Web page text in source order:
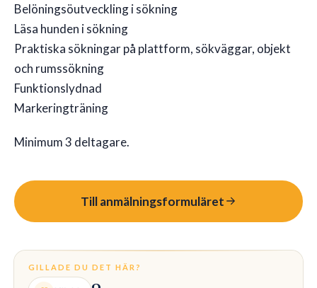
Belöningsöutveckling i sökning
Läsa hunden i sökning
Praktiska sökningar på plattform, sökväggar, objekt
och rumssökning
Funktionslydnad
Markeringträning
Minimum 3 deltagare.
Till anmälningsformuläret
GILLADE DU DET HÄR?